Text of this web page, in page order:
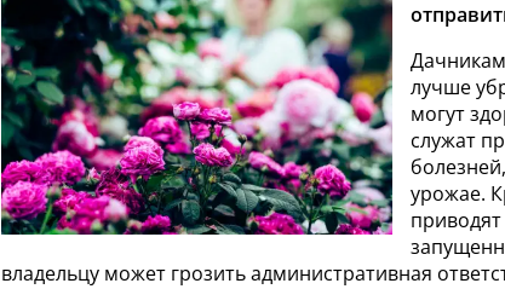
Дачникам
лучше
могут
служат
урожае.
владельцу может грозить административная